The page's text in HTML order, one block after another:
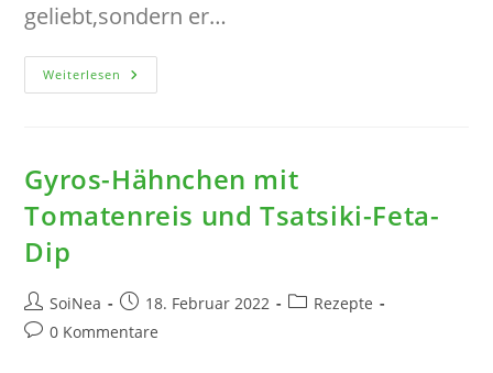
geliebt,sondern er…
Weiterlesen Die
Wichtigste
Liebesbeweis…
Gyros-Hähnchen mit
Tomatenreis und Tsatsiki-Feta-
Dip
Beitrags-
Autor:
SoiNea
Beitrag
veröffentlicht:
18. Februar 2022
Beitrags-
Rezepte
Beitrags-
0 Kommentare